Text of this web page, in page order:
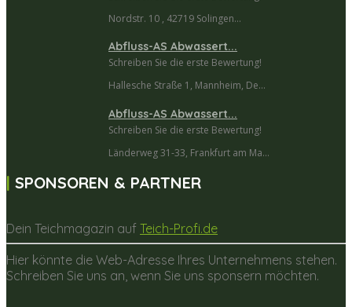
Nordstr. 10 , 42719 Solingen...
Abfluss-AS Abwassert...
Schreiben Sie die erste Bewertung!
Hallesche Straße 1, Mannheim, De...
Abfluss-AS Abwassert...
Schreiben Sie die erste Bewertung!
Länderweg 31-33, Frankfurt am Ma...
SPONSOREN & PARTNER
Dein Teichmagazin auf Teich-Profi.de
Hier könnte die Web-Adresse Ihres Unternehmens stehen.
Schreiben Sie uns an, wenn Sie uns sponsern möchten.